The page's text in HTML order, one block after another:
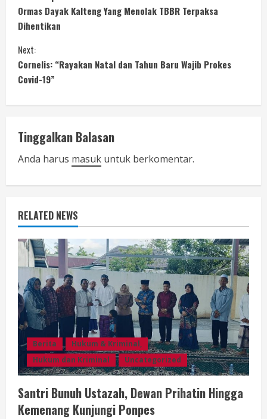
o
n
t
i
n
u
e
R
e
a
d
i
n
g
Ormas Dayak Kalteng Yang Menolak TBBR Terpaksa
Dihentikan
Next:
Cornelis: “Rayakan Natal dan Tahun Baru Wajib Prokes
Covid-19”
Tinggalkan Balasan
Anda harus masuk untuk berkomentar.
RELATED NEWS
Berita
Hukum & Kriminal,
Hukum dan Kriminal
Uncategorized
Santri Bunuh Ustazah, Dewan Prihatin Hingga
Kemenang Kunjungi Ponpes